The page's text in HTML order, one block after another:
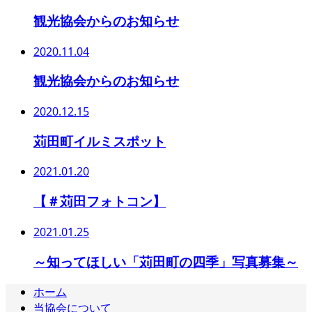
観光協会からのお知らせ
2020.11.04
観光協会からのお知らせ
2020.12.15
苅田町イルミスポット
2021.01.20
【＃苅田フォトコン】
2021.01.25
～知ってほしい「苅田町の四季」写真募集～
ホーム
当協会について